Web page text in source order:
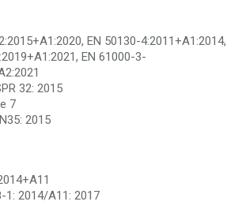
EN 50130-4:2011+A1:2014,
EN 61000-3-
32: 2015
7
2015
1: 2014/A11: 2017